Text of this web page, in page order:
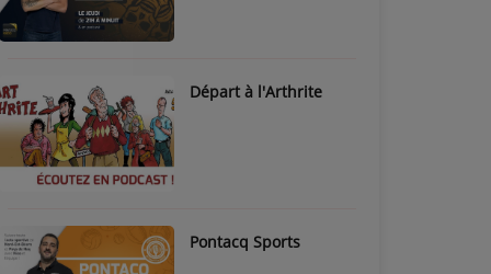
Départ à l'Arthrite
Pontacq Sports